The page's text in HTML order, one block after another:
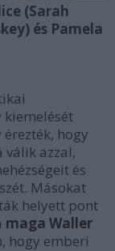
(Sarah
és Pamela
kiemelését
hogy
azzal,
és
Másokat
helyett pont
maga Waller
hogy emberi